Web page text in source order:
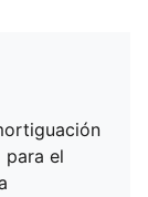
para el